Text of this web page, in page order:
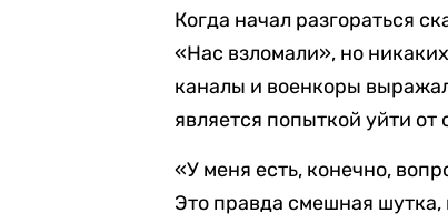
Когда начал разгораться
«Нас взломали», но
каналы и военкоры
является попыткой уйти от
«У меня есть, конечно,
Это правда смешная шутка,